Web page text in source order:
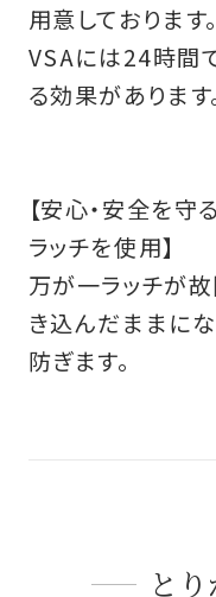
用意しております。
VSAには24時間
る効果があります
【安心・安全を守
ラッチを使用】
万が一ラッチが故
き込んだままに
防ぎます。
と